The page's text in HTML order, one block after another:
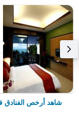
شاهد أرخص